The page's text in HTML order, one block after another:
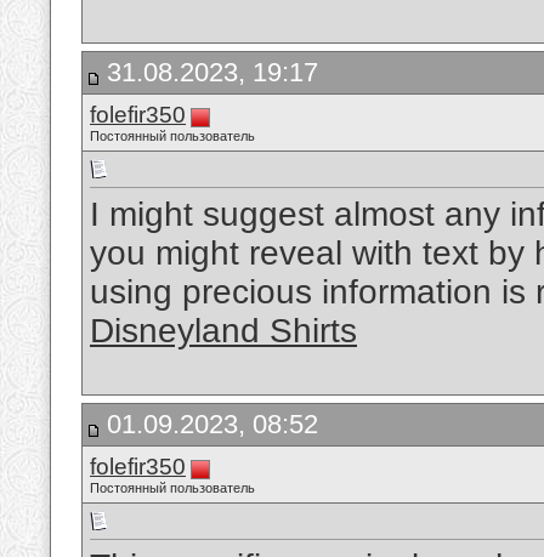
31.08.2023, 19:17
folefir350
Постоянный пользователь
I might suggest almost any
you might reveal with text by
using precious information is
Disneyland Shirts
01.09.2023, 08:52
folefir350
Постоянный пользователь